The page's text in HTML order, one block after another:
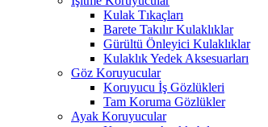
Kulak Tıkaçları
Barete Takılır Kulaklıklar
Gürültü Önleyici Kulaklıklar
Kulaklık Yedek Aksesuarları
Göz Koruyucular
Koruyucu İş Gözlükleri
Tam Koruma Gözlükler
Ayak Koruyucular